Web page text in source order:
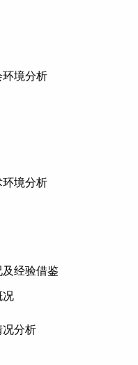
环境分析
环境分析
经验借鉴
况
况分析